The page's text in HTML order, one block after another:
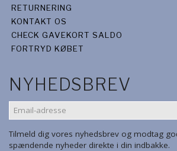
RETURNERING
KONTAKT OS
CHECK GAVEKORT SALDO
FORTRYD KØBET
NYHEDSBREV
EMAIL-
ADRESSE
Tilmeld dig vores nyhedsbrev og modtag
spændende nyheder direkte i din indbakke.